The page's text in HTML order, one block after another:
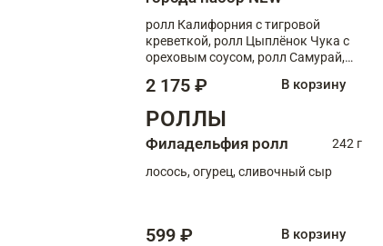
ролл Калифорния с тигровой
креветкой, ролл Цыплёнок Чука с
ореховым соусом, ролл Самурай,
ролл с крабом
2 175 ₽ В корзину
РОЛЛЫ
Филадельфия ролл
242 г
лосось, огурец, сливочный сыр
599 ₽ В корзину